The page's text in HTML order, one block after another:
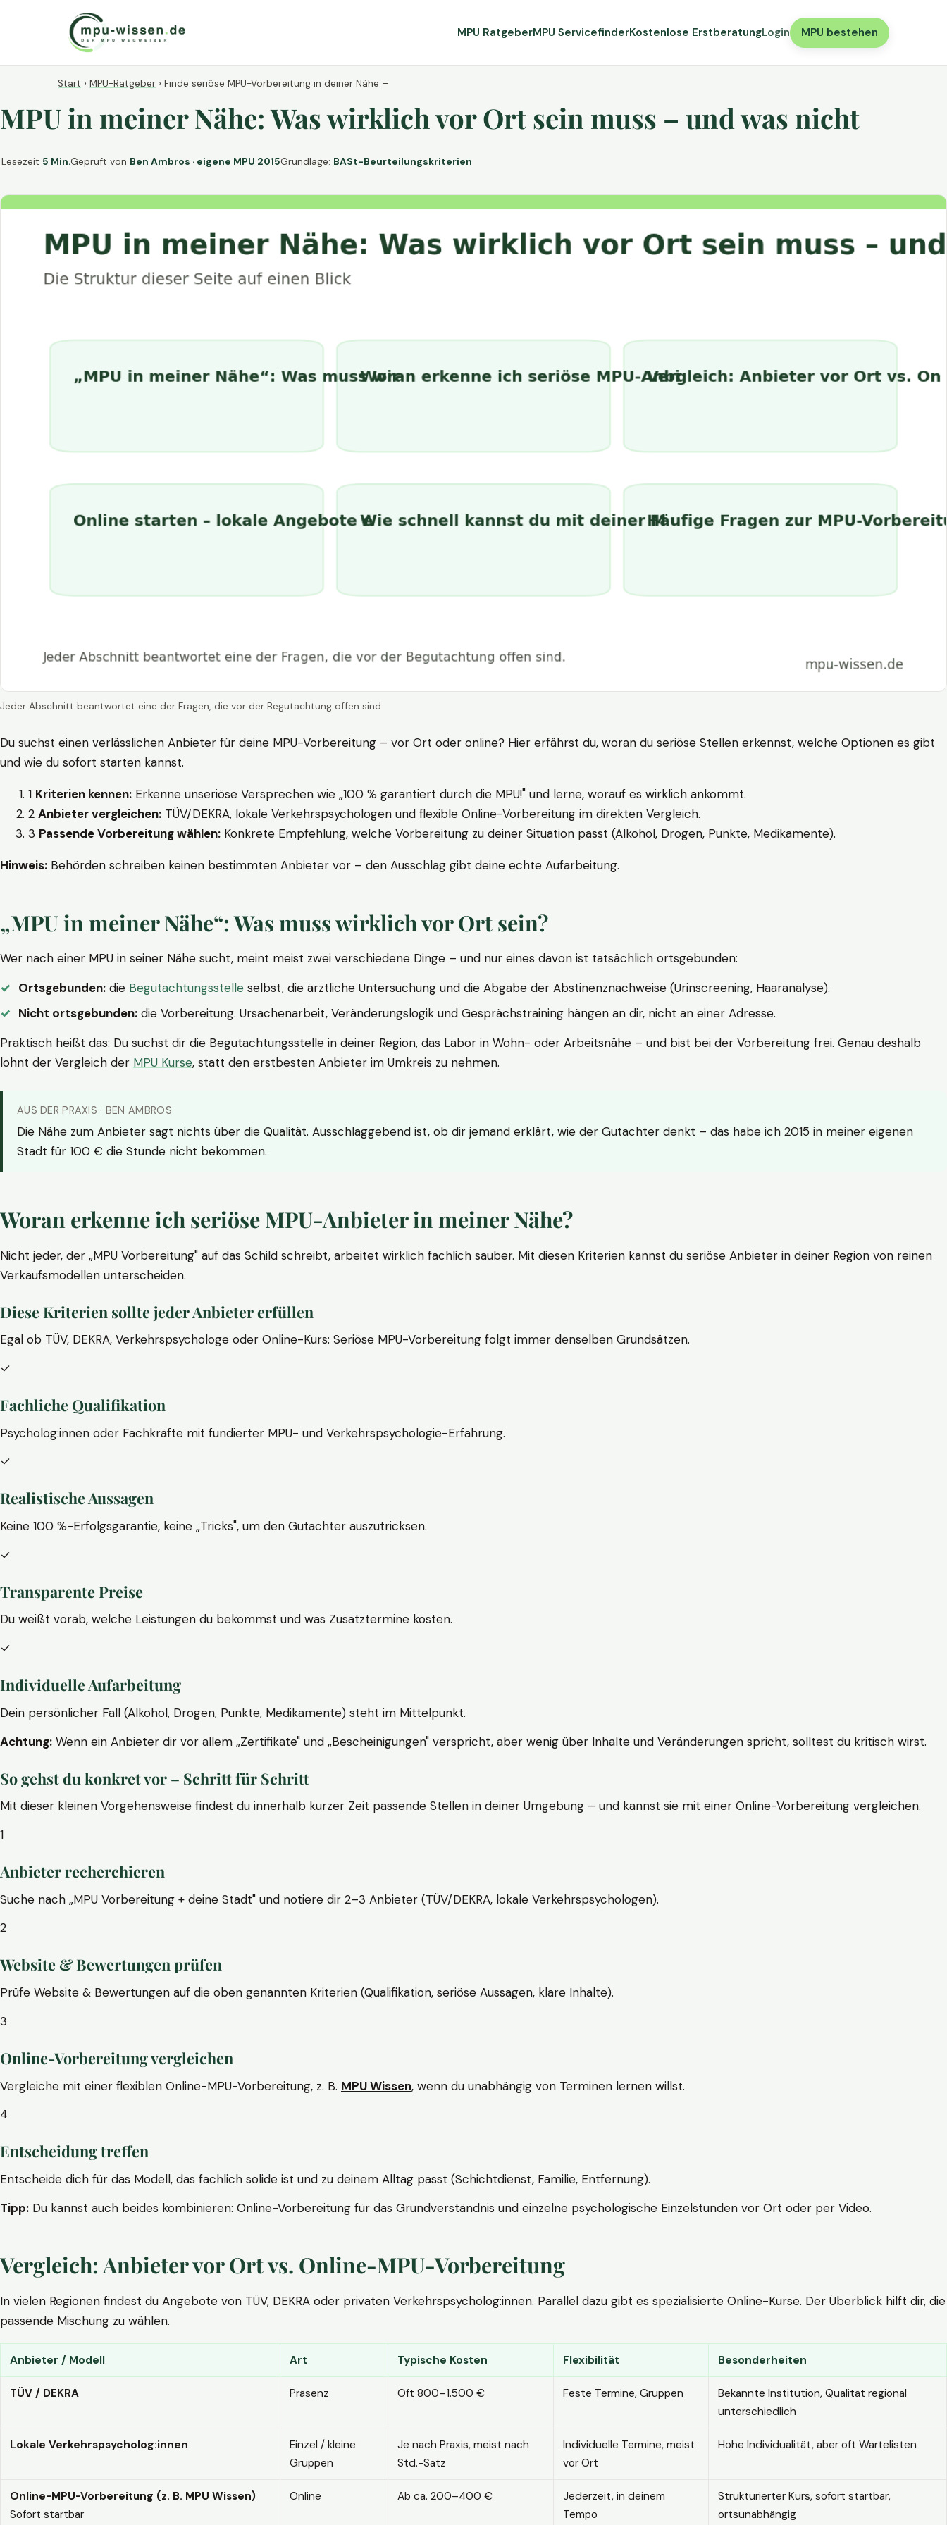
MPU RatgeberMPU ServicefinderKostenlose ErstberatungLogin MPU bestehen
Start › MPU-Ratgeber › Finde seriöse MPU-Vorbereitung in deiner Nähe –
MPU in meiner Nähe: Was wirklich vor Ort sein muss – und was nicht
Lesezeit 5 Min.Geprüft von Ben Ambros · eigene MPU 2015Grundlage: BASt-Beurteilungskriterien
Jeder Abschnitt beantwortet eine der Fragen, die vor der Begutachtung offen sind.
Du suchst einen verlässlichen Anbieter für deine MPU-Vorbereitung – vor Ort oder online? Hier erfährst du, woran du seriöse Stellen erkennst, welche Optionen es gibt
und wie du sofort starten kannst.
1 Kriterien kennen: Erkenne unseriöse Versprechen wie „100 % garantiert durch die MPU!" und lerne, worauf es wirklich ankommt.
2 Anbieter vergleichen: TÜV/DEKRA, lokale Verkehrspsychologen und flexible Online-Vorbereitung im direkten Vergleich.
3 Passende Vorbereitung wählen: Konkrete Empfehlung, welche Vorbereitung zu deiner Situation passt (Alkohol, Drogen, Punkte, Medikamente).
Hinweis: Behörden schreiben keinen bestimmten Anbieter vor – den Ausschlag gibt deine echte Aufarbeitung.
„MPU in meiner Nähe“: Was muss wirklich vor Ort sein?
Wer nach einer MPU in seiner Nähe sucht, meint meist zwei verschiedene Dinge – und nur eines davon ist tatsächlich ortsgebunden:
Ortsgebunden: die Begutachtungsstelle selbst, die ärztliche Untersuchung und die Abgabe der Abstinenznachweise (Urinscreening, Haaranalyse).
Nicht ortsgebunden: die Vorbereitung. Ursachenarbeit, Veränderungslogik und Gesprächstraining hängen an dir, nicht an einer Adresse.
Praktisch heißt das: Du suchst dir die Begutachtungsstelle in deiner Region, das Labor in Wohn- oder Arbeitsnähe – und bist bei der Vorbereitung frei. Genau deshalb
lohnt der Vergleich der MPU Kurse, statt den erstbesten Anbieter im Umkreis zu nehmen.
AUS DER PRAXIS · BEN AMBROS
Die Nähe zum Anbieter sagt nichts über die Qualität. Ausschlaggebend ist, ob dir jemand erklärt, wie der Gutachter denkt – das habe ich 2015 in meiner eigenen
Stadt für 100 € die Stunde nicht bekommen.
Woran erkenne ich seriöse MPU-Anbieter in meiner Nähe?
Nicht jeder, der „MPU Vorbereitung" auf das Schild schreibt, arbeitet wirklich fachlich sauber. Mit diesen Kriterien kannst du seriöse Anbieter in deiner Region von reinen
Verkaufsmodellen unterscheiden.
Diese Kriterien sollte jeder Anbieter erfüllen
Egal ob TÜV, DEKRA, Verkehrspsychologe oder Online-Kurs: Seriöse MPU-Vorbereitung folgt immer denselben Grundsätzen.
✓
Fachliche Qualifikation
Psycholog:innen oder Fachkräfte mit fundierter MPU- und Verkehrspsychologie-Erfahrung.
✓
Realistische Aussagen
Keine 100 %-Erfolgsgarantie, keine „Tricks", um den Gutachter auszutricksen.
✓
Transparente Preise
Du weißt vorab, welche Leistungen du bekommst und was Zusatztermine kosten.
✓
Individuelle Aufarbeitung
Dein persönlicher Fall (Alkohol, Drogen, Punkte, Medikamente) steht im Mittelpunkt.
Achtung: Wenn ein Anbieter dir vor allem „Zertifikate" und „Bescheinigungen" verspricht, aber wenig über Inhalte und Veränderungen spricht, solltest du kritisch wirst.
So gehst du konkret vor – Schritt für Schritt
Mit dieser kleinen Vorgehensweise findest du innerhalb kurzer Zeit passende Stellen in deiner Umgebung – und kannst sie mit einer Online-Vorbereitung vergleichen.
1
Anbieter recherchieren
Suche nach „MPU Vorbereitung + deine Stadt" und notiere dir 2–3 Anbieter (TÜV/DEKRA, lokale Verkehrspsychologen).
2
Website & Bewertungen prüfen
Prüfe Website & Bewertungen auf die oben genannten Kriterien (Qualifikation, seriöse Aussagen, klare Inhalte).
3
Online-Vorbereitung vergleichen
Vergleiche mit einer flexiblen Online-MPU-Vorbereitung, z. B. MPU Wissen, wenn du unabhängig von Terminen lernen willst.
4
Entscheidung treffen
Entscheide dich für das Modell, das fachlich solide ist und zu deinem Alltag passt (Schichtdienst, Familie, Entfernung).
Tipp: Du kannst auch beides kombinieren: Online-Vorbereitung für das Grundverständnis und einzelne psychologische Einzelstunden vor Ort oder per Video.
Vergleich: Anbieter vor Ort vs. Online-MPU-Vorbereitung
In vielen Regionen findest du Angebote von TÜV, DEKRA oder privaten Verkehrspsycholog:innen. Parallel dazu gibt es spezialisierte Online-Kurse. Der Überblick hilft dir, die
passende Mischung zu wählen.
Anbieter / Modell Art Typische Kosten Flexibilität Besonderheiten
TÜV / DEKRA Präsenz Oft 800–1.500 € Feste Termine, Gruppen
Bekannte Institution, Qualität regional
unterschiedlich
Lokale Verkehrspsycholog:innen
Einzel / kleine
Gruppen
Je nach Praxis, meist nach
Std.-Satz
Individuelle Termine, meist
vor Ort
Hohe Individualität, aber oft Wartelisten
Online-MPU-Vorbereitung (z. B. MPU Wissen)
Sofort startbar
Online Ab ca. 200–400 €
Jederzeit, in deinem
Tempo
Strukturierter Kurs, sofort startbar,
ortsunabhängig